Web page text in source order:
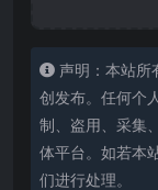
声明：本站所
创发布。任何个
制、盗用、采集
体平台。如若本
们进行处理。